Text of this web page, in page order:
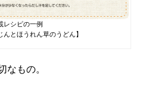
レシピの一例
んとほうれん草のうどん】
なもの。